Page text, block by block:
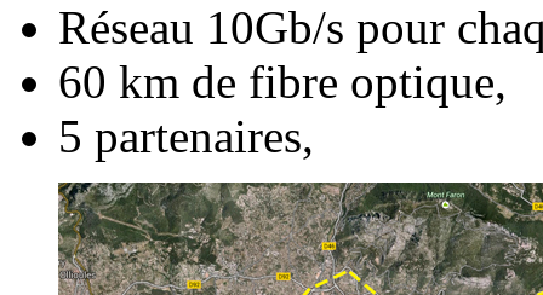
Réseau 10Gb/s pour
60 km de fibre optique,
5 partenaires,